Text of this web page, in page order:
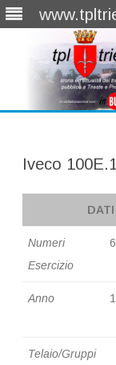
Iveco
Numeri
Esercizio
Anno
Telaio/Gruppi